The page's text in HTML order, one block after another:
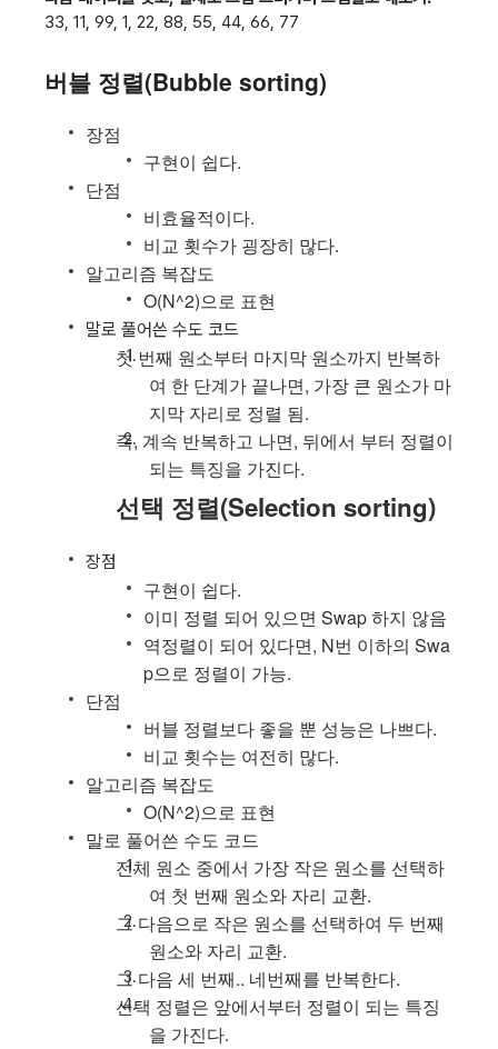
33, 11, 99, 1, 22, 88, 55, 44, 66, 77
버블 정렬(Bubble sorting)
장점
구현이 쉽다.
단점
비효율적이다.
비교 횟수가 굉장히 많다.
알고리즘 복잡도
O(N^2)으로 표현
말로 풀어쓴 수도 코드
첫 번째 원소부터 마지막 원소까지 반복하
여 한 단계가 끝나면, 가장 큰 원소가 마
지막 자리로 정렬 됨.
즉, 계속 반복하고 나면, 뒤에서 부터 정렬이
되는 특징을 가진다.
선택 정렬(Selection sorting)
장점
구현이 쉽다.
이미 정렬 되어 있으면 Swap 하지 않음
역정렬이 되어 있다면, N번 이하의 Swa
p으로 정렬이 가능.
단점
버블 정렬보다 좋을 뿐 성능은 나쁘다.
비교 횟수는 여전히 많다.
알고리즘 복잡도
O(N^2)으로 표현
말로 풀어쓴 수도 코드
전체 원소 중에서 가장 작은 원소를 선택하
여 첫 번째 원소와 자리 교환.
그 다음으로 작은 원소를 선택하여 두 번째
원소와 자리 교환.
그 다음 세 번째.. 네번째를 반복한다.
선택 정렬은 앞에서부터 정렬이 되는 특징
을 가진다.